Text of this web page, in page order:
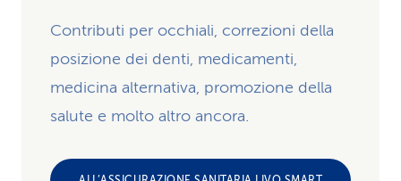
Contributi per occhiali, correzioni della
posizione dei denti, medicamenti,
medicina alternativa, promozione della
salute e molto altro ancora.